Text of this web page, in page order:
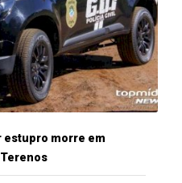
estupro morre em